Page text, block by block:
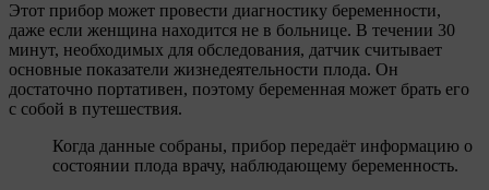
Этот прибор может провести диагностику беременности,
даже если женщина находится не в больнице. В течении 30
минут, необходимых для обследования, датчик считывает
основные показатели жизнедеятельности плода. Он
достаточно портативен, поэтому беременная может брать его
с собой в путешествия.
Когда данные собраны, прибор передаёт информацию о
состоянии плода врачу, наблюдающему беременность.